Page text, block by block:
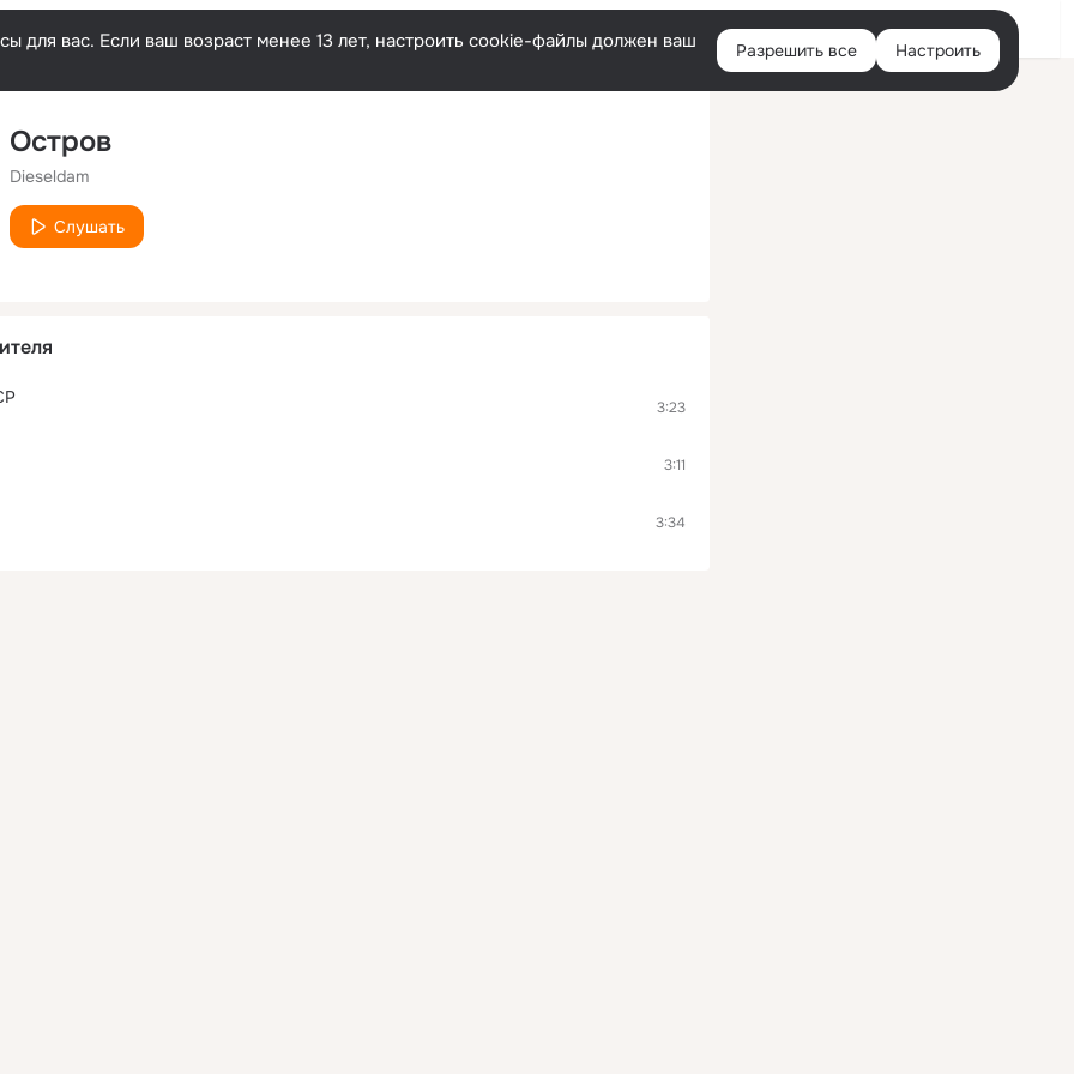
Войти
для вас. Если ваш возраст менее 13 лет, настроить cookie-файлы должен ваш Разрешить все Настроить
Остров
Dieseldam
Слушать
3:23
3:11
3:34